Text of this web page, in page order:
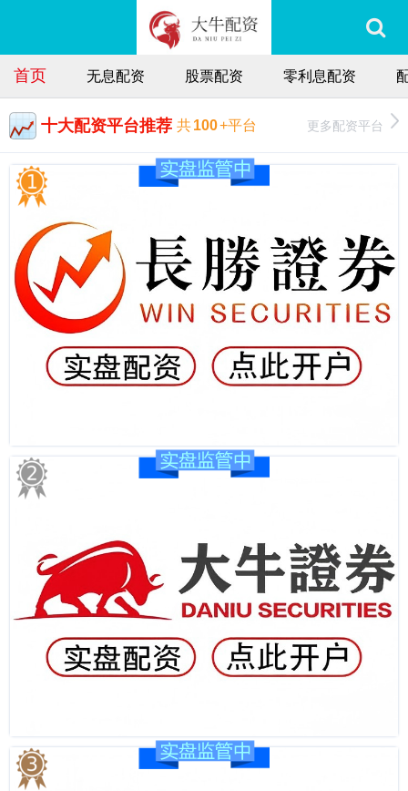
首页 无息配资 股票配资 零利息配资
十大配资平台推荐 共100+平台 更多配资平台